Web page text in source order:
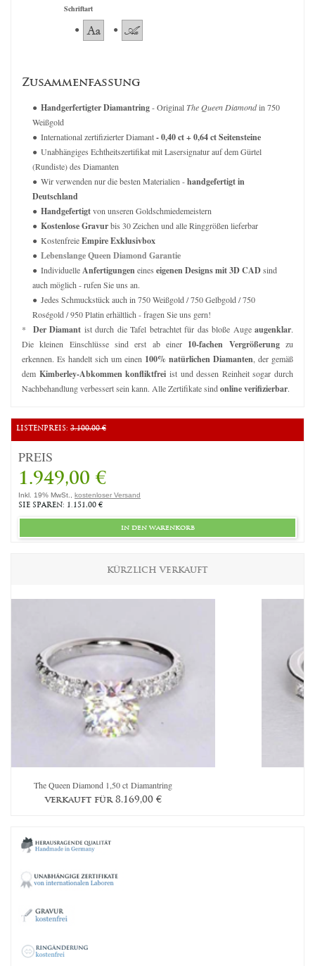
Schriftart
Zusammenfassung
Handgerfertigter Diamantring- OriginalThe Queen Diamondin 750
Weißgold
International zertifizierter Diamant- 0,40 ct + 0,64 ct Seitensteine
Unabhängiges Echtheitszertifikat mit Lasersignatur auf dem Gürtel
(Rundiste) des Diamanten
Wir verwenden nur die besten Materialien -handgefertigt in
Deutschland
Handgefertigtvon unseren Goldschmiedemeistern
Kostenlose Gravurbis 30 Zeichen und alle Ringgrößen lieferbar
KostenfreieEmpire Exklusivbox
Lebenslange Queen Diamond Garantie
IndividuelleAnfertigungeneines eigenen Designs mit 3D CADsind
auch möglich - rufen Sie uns an.
Jedes Schmuckstück auch in 750 Weißgold / 750 Gelbgold / 750
Roségold / 950 Platin erhältlich - fragen Sie uns gern!
* Der Diamant ist durch die Tafel betrachtet für das bloße Augeaugenklar.
Die kleinen Einschlüsse sind erst ab einer 10-fachen Vergrößerungzu
erkennen. Es handelt sich um einen 100% natürlichen Diamanten , der gemäß
dem Kimberley-Abkommen konfliktfrei ist und dessen Reinheit sogar durch
Nachbehandlung verbessert sein kann. Alle Zertifikate sindonline verifizierbar.
LISTENPREIS: 3.100,00 €
PREIS
1.949,00 €
Inkl. 19% MwSt., kostenloser Versand
SIE SPAREN: 1.151,00 €
in den warenkorb
KÜRZLICH VERKAUFT
The Queen Diamond 1,50 ct Diamantring
verkauft für8.169,00€